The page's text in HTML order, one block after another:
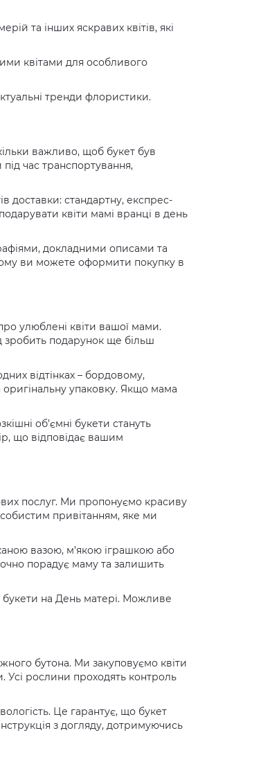
та інших яскравих квітів, які
квітами для особливого
тренди флористики.
важливо, щоб букет був
час транспортування,
доставки: стандартну, експрес-
квіти мамі вранці в день
докладними описами та
ви можете оформити покупку в
улюблені квіти вашої мами.
зробить подарунок ще більш
відтінках – бордовому,
оригінальну упаковку. Якщо мама
об’ємні букети стануть
що відповідає вашим
послуг. Ми пропонуємо красиву
привітанням, яке ми
вазою, м’якою іграшкою або
порадує маму та залишить
букети на День матері. Можливе
бутона. Ми закуповуємо квіти
рослини проходять контроль
Це гарантує, що букет
з догляду, дотримуючись